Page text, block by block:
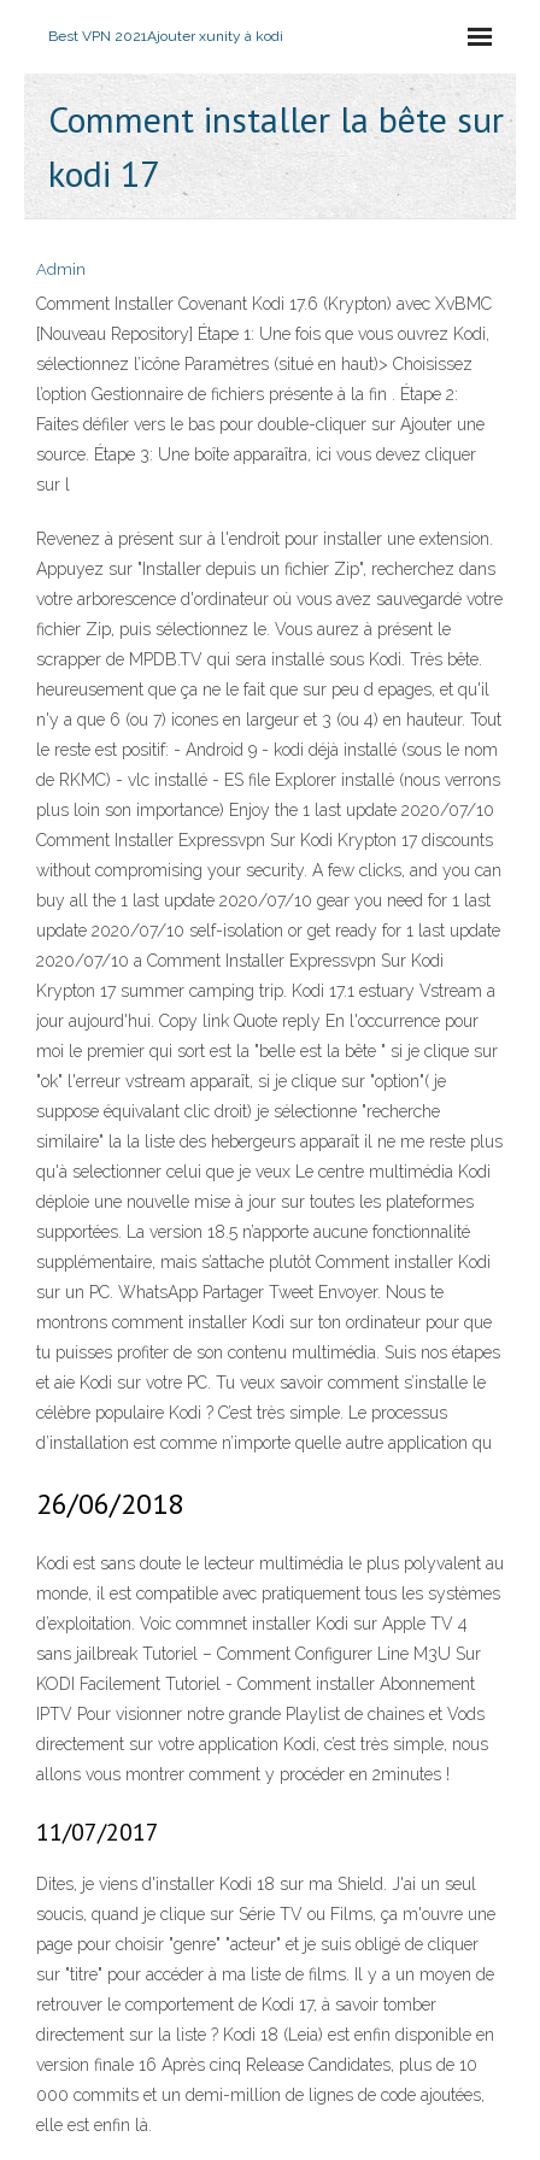
Best VPN 2021Ajouter xunity à kodi
Comment installer la bête sur
kodi 17
Admin
Comment Installer Covenant Kodi 17.6 (Krypton) avec XvBMC
[Nouveau Repository] Étape 1: Une fois que vous ouvrez Kodi,
sélectionnez l’icône Paramètres (situé en haut)> Choisissez
l’option Gestionnaire de fichiers présente à la fin . Étape 2:
Faites défiler vers le bas pour double-cliquer sur Ajouter une
source. Étape 3: Une boîte apparaîtra, ici vous devez cliquer
sur l
Revenez à présent sur à l'endroit pour installer une extension.
Appuyez sur "Installer depuis un fichier Zip", recherchez dans
votre arborescence d'ordinateur où vous avez sauvegardé votre
fichier Zip, puis sélectionnez le. Vous aurez à présent le
scrapper de MPDB.TV qui sera installé sous Kodi. Très bête.
heureusement que ça ne le fait que sur peu d epages, et qu'il
n'y a que 6 (ou 7) icones en largeur et 3 (ou 4) en hauteur. Tout
le reste est positif: - Android 9 - kodi déjà installé (sous le nom
de RKMC) - vlc installé - ES file Explorer installé (nous verrons
plus loin son importance) Enjoy the 1 last update 2020/07/10
Comment Installer Expressvpn Sur Kodi Krypton 17 discounts
without compromising your security. A few clicks, and you can
buy all the 1 last update 2020/07/10 gear you need for 1 last
update 2020/07/10 self-isolation or get ready for 1 last update
2020/07/10 a Comment Installer Expressvpn Sur Kodi
Krypton 17 summer camping trip. Kodi 17.1 estuary Vstream a
jour aujourd'hui. Copy link Quote reply En l'occurrence pour
moi le premier qui sort est la "belle est la bête " si je clique sur
"ok" l'erreur vstream apparaît, si je clique sur "option"( je
suppose équivalant clic droit) je sélectionne "recherche
similaire" la la liste des hebergeurs apparaît il ne me reste plus
qu'à selectionner celui que je veux Le centre multimédia Kodi
déploie une nouvelle mise à jour sur toutes les plateformes
supportées. La version 18.5 n’apporte aucune fonctionnalité
supplémentaire, mais s’attache plutôt Comment installer Kodi
sur un PC. WhatsApp Partager Tweet Envoyer. Nous te
montrons comment installer Kodi sur ton ordinateur pour que
tu puisses profiter de son contenu multimédia. Suis nos étapes
et aie Kodi sur votre PC. Tu veux savoir comment s’installe le
célèbre populaire Kodi ? C’est très simple. Le processus
d’installation est comme n’importe quelle autre application qu
26/06/2018
Kodi est sans doute le lecteur multimédia le plus polyvalent au
monde, il est compatible avec pratiquement tous les systèmes
d’exploitation. Voic commnet installer Kodi sur Apple TV 4
sans jailbreak Tutoriel – Comment Configurer Line M3U Sur
KODI Facilement Tutoriel - Comment installer Abonnement
IPTV Pour visionner notre grande Playlist de chaines et Vods
directement sur votre application Kodi, c’est très simple, nous
allons vous montrer comment y procéder en 2minutes !
11/07/2017
Dites, je viens d'installer Kodi 18 sur ma Shield. J'ai un seul
soucis, quand je clique sur Série TV ou Films, ça m'ouvre une
page pour choisir "genre" "acteur" et je suis obligé de cliquer
sur "titre" pour accéder à ma liste de films. Il y a un moyen de
retrouver le comportement de Kodi 17, à savoir tomber
directement sur la liste ? Kodi 18 (Leia) est enfin disponible en
version finale 16 Après cinq Release Candidates, plus de 10
000 commits et un demi-million de lignes de code ajoutées,
elle est enfin là.